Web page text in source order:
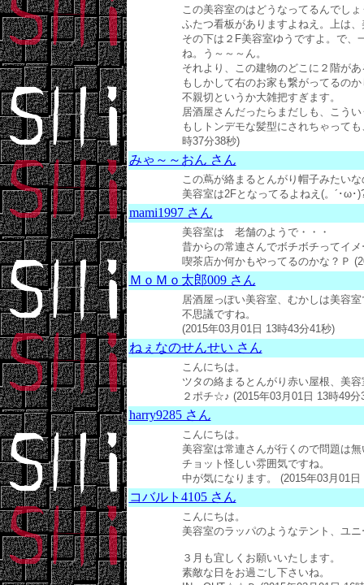
この美容室のはどうなってるんでしょ
ふたつ看板がありますよねえ。上は
その下は２F美容室ゆうですよ。で、
ね。う～～～ん。
それより、この建物のどこに２階が
もしかして右のお家も繋がってるのか
不親切というか大雑把すぎます。
居酒屋さんだったらまだしも、こう
もしトンデモな髪型にされちゃって
時37分38秒)
みゃ～～おん さん
この蔦が絡まるとんがり帽子みたい
美容室は2Fとなってるよねえ(。´･ω･
mami1997 さん
美容室は 老舗のようで・・・
昔からの常連さんでボチボチってイメ
喫茶店か何かもやってるのかな？Ｐ
ＭｏＭｏ太郎009 さん
居酒屋っぽい美容室、むかしは美容
不思議ですね。
(2015年03月01日 13時43分41秒)
ねぇなのせんせい さん
こんにちは。
ツタの絡まるとんがり赤い屋根、美
２ポチ☆♪ (2015年03月01日 13時49分
harry9285 さん
こんにちは。
美容室は常連さんが行くので問題は
チョット怪しい雰囲気ですね。
中が気になります。 (2015年03月01日
コバルト4105 さん
こんにちは。
美容室のラッパのようなテント、ユ
３月も宜しくお願いいたします。
素敵な日をお過ごし下さいね。